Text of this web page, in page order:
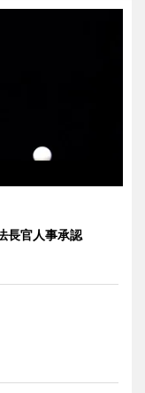
長官人事承認